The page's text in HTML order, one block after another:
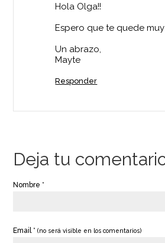
Hola Olga!!
Espero que te quede muy
Un abrazo,
Mayte
Responder
Deja tu
Nombre *
Email *(no será visible en los comentarios)